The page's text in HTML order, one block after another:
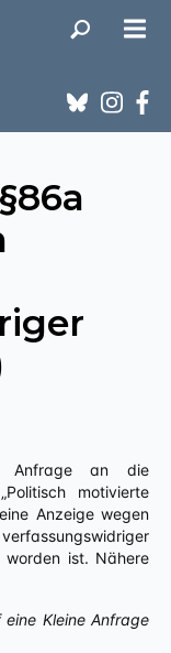
motivierte
Anzeige wegen
ist. Nähere
Kleine Anfrage